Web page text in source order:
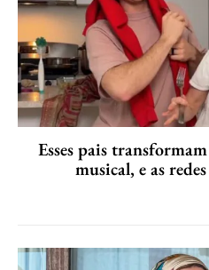
Esses pais
musical, e as